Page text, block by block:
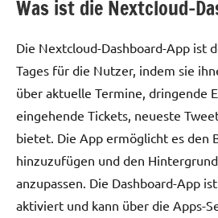
Was ist die Nextcloud-
Die Nextcloud-Dashboard-App ist
Tages für die Nutzer, indem sie
über aktuelle Termine, dringende
eingehende Tickets, neueste
bietet. Die App ermöglicht es den
hinzuzufügen und den
anzupassen. Die Dashboard-App
aktiviert und kann über die Apps-